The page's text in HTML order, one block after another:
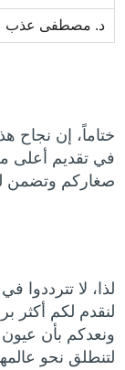
د. مصطفى عذب
ختاماً، إن نجاح
في تقديم أعلى
صغاركم وتضمن
لذا، لا تترددوا
لنقدم لكم أكثر
ونعدكم بأن
لتنطلق نحو